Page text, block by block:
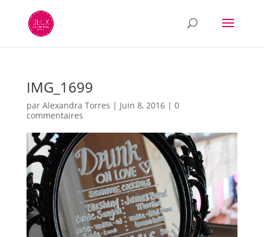
IMG_1699
par Alexandra Torres | Juin 8, 2016| 0
commentaires